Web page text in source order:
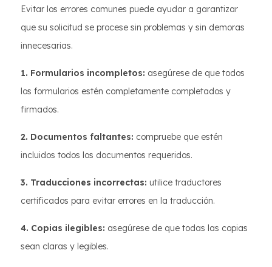
Evitar los errores comunes puede ayudar a garantizar
que su solicitud se procese sin problemas y sin demoras
innecesarias.
1. Formularios incompletos: asegúrese de que todos
los formularios estén completamente completados y
firmados.
2. Documentos faltantes: compruebe que estén
incluidos todos los documentos requeridos.
3. Traducciones incorrectas: utilice traductores
certificados para evitar errores en la traducción.
4. Copias ilegibles: asegúrese de que todas las copias
sean claras y legibles.